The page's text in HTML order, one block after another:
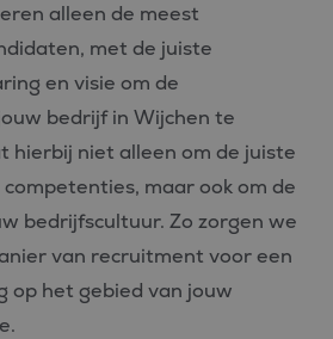
alleen de meest
met de juiste
en visie om de
bedrijf in Wijchen te
hierbij niet alleen om de juiste
maar ook om de
bedrijfscultuur. Zo zorgen we
van recruitment voor een
op het gebied van jouw